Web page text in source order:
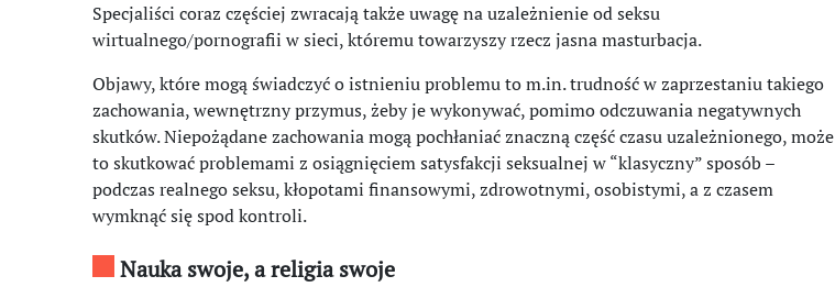
Specjaliści coraz częściej zwracają także uwagę na uzależnienie od seksu
wirtualnego/pornografii w sieci, któremu towarzyszy rzecz jasna masturbacja.
Objawy, które mogą świadczyć o istnieniu problemu to m.in. trudność w zaprzestaniu takiego
zachowania, wewnętrzny przymus, żeby je wykonywać, pomimo odczuwania negatywnych
skutków. Niepożądane zachowania mogą pochłaniać znaczną część czasu uzależnionego, może
to skutkować problemami z osiągnięciem satysfakcji seksualnej w “klasyczny” sposób –
podczas realnego seksu, kłopotami finansowymi, zdrowotnymi, osobistymi, a z czasem
wymknąć się spod kontroli.
Nauka swoje, a religia swoje